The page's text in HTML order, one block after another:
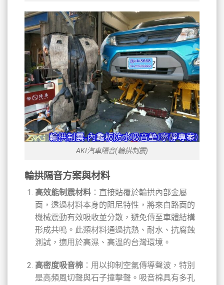
AKI汽車隔音(輪拱制震)
輪拱隔音方案與材料
高效能制震材料：直接貼覆於輪拱內部金屬
面，透過材料本身的阻尼特性，將來自路面的
機械震動有效吸收並分散，避免傳至車體結構
形成共鳴。此類材料通過抗熱、耐水、抗腐蝕
測試，適用於高濕、高溫的台灣環境。
高密度吸音棉：用以抑制空氣傳導聲波，特別
是高頻風切聲與石子撞擊聲。吸音棉具有多孔